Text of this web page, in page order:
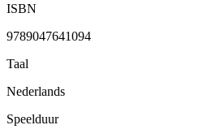
ISBN
9789047641094
Taal
Nederlands
Speelduur